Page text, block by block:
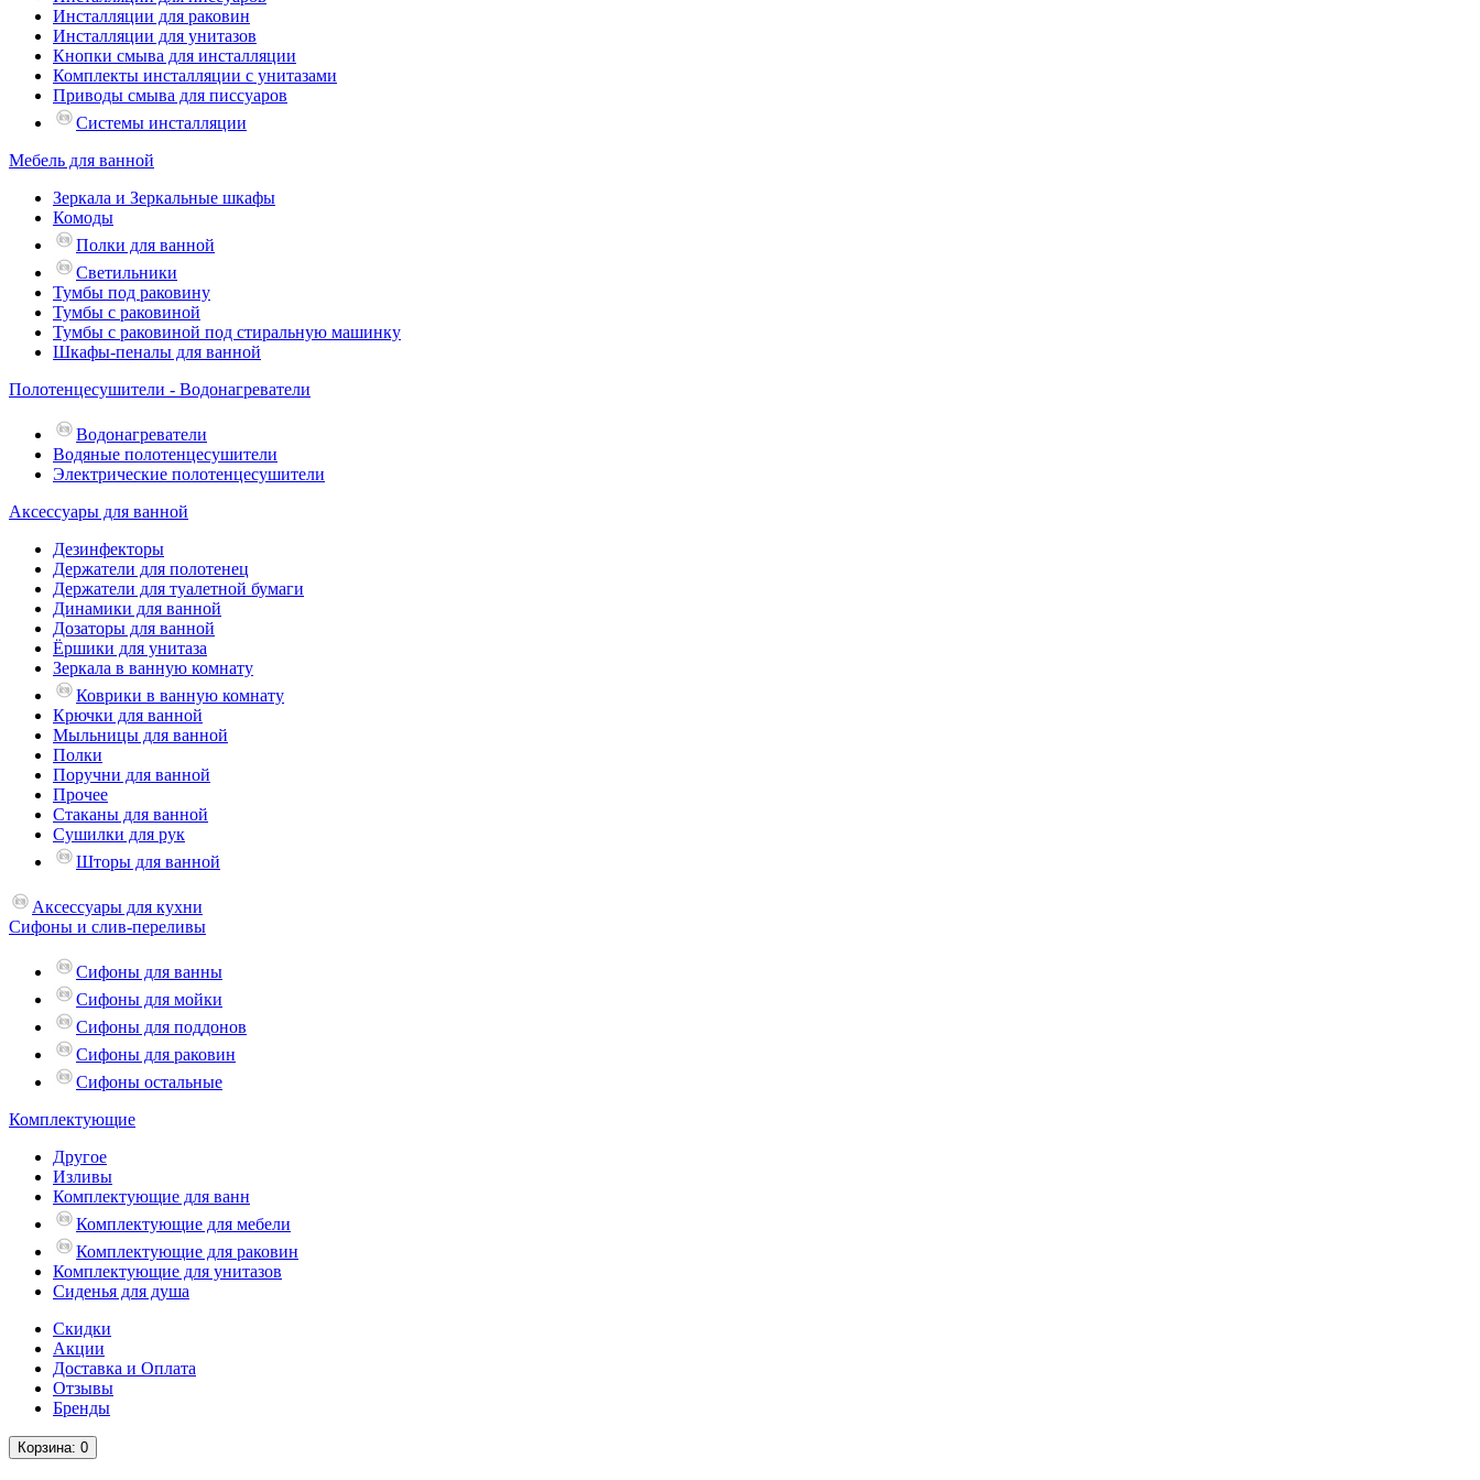
Инсталляции для раковин
Инсталляции для унитазов
Кнопки смыва для инсталляции
Комплекты инсталляции с унитазами
Приводы смыва для писсуаров
Системы инсталляции
Мебель для ванной
Зеркала и Зеркальные шкафы
Комоды
Полки для ванной
Светильники
Тумбы под раковину
Тумбы с раковиной
Тумбы с раковиной под стиральную машинку
Шкафы-пеналы для ванной
Полотенцесушители - Водонагреватели
Водонагреватели
Водяные полотенцесушители
Электрические полотенцесушители
Аксессуары для ванной
Дезинфекторы
Держатели для полотенец
Держатели для туалетной бумаги
Динамики для ванной
Дозаторы для ванной
Ёршики для унитаза
Зеркала в ванную комнату
Коврики в ванную комнату
Крючки для ванной
Мыльницы для ванной
Полки
Поручни для ванной
Прочее
Стаканы для ванной
Сушилки для рук
Шторы для ванной
Аксессуары для кухни
Сифоны и слив-переливы
Сифоны для ванны
Сифоны для мойки
Сифоны для поддонов
Сифоны для раковин
Сифоны остальные
Комплектующие
Другое
Изливы
Комплектующие для ванн
Комплектующие для мебели
Комплектующие для раковин
Комплектующие для унитазов
Сиденья для душа
Скидки
Акции
Доставка и Оплата
Отзывы
Бренды
Корзина: 0